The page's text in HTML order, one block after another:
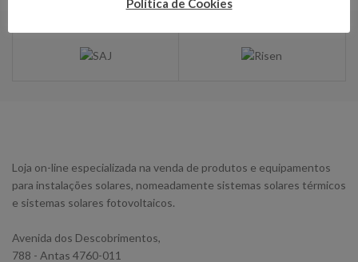
Loja on-line especializada na venda de produtos e equipamentos
para instalações solares, nomeadamente sistemas solares térmicos
e sistemas solares fotovoltaicos.
Avenida dos Descobrimentos,
788 - Antas 4760-011
Política de Cookies